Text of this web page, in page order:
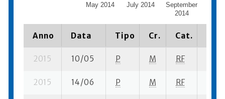
May 2014 July 2014
September
2014
Anno Data Tipo Cr. Cat.
2015 10/05 P M RF
2015 14/06 P M RF